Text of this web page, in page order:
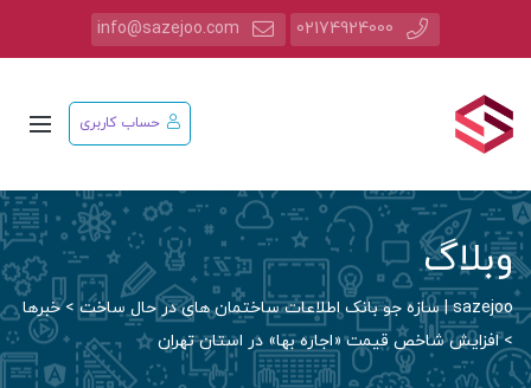
02174924000
info@sazejoo.com
حساب کاربری
وبلاگ
sazejoo | سازه جو بانک اطلاعات ساختمان های در حال ساخت >خبرها
>افزایش شاخص قیمت «اجاره بها» در استان تهران